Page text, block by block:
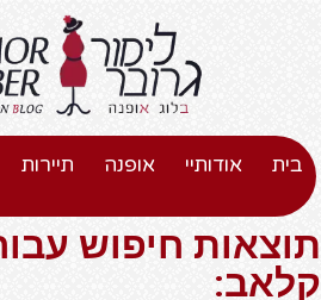
בית אודותיי אופנה תיירות
קלאב: